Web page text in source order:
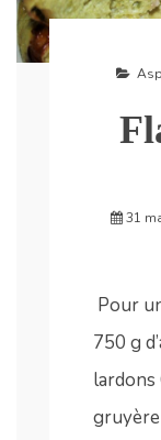
31
Pour
750 g